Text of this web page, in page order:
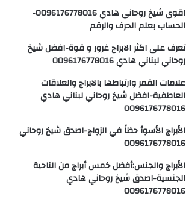
اقوى شيخ روحاني هادي 0096176778016-
الحساب بعلم الحرف والرقم
تعرف على اكثر الابراج غرور و قوة-افضل شيخ
روحاني لبناني هادي 0096176778016
علامات القمر وارتباطها بالابراج والعلاقات
العاطفية-افضل شيخ روحاني لبناني هادي
0096176778016
الأبراج الأسوأ حظاً في الزواج-اصدق شيخ روحاني
0096176778016
الأبراج والجنس:أفضل خمس أبراج من الناحية
الجنسية-اصدق شيخ روحاني هادي
0096176778016